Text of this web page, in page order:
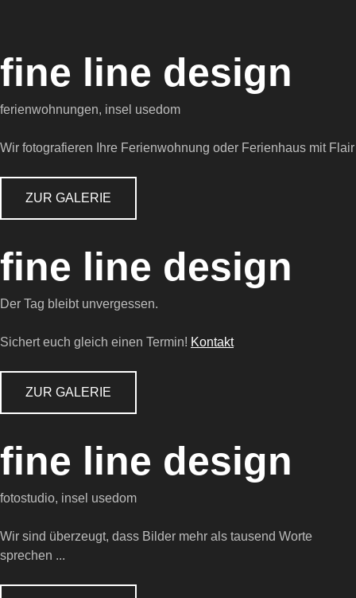
fine line design
ferienwohnungen, insel usedom
Wir fotografieren Ihre Ferienwohnung oder Ferienhaus mit Flair
ZUR GALERIE
fine line design
Der Tag bleibt unvergessen.
Sichert euch gleich einen Termin! Kontakt
ZUR GALERIE
fine line design
fotostudio, insel usedom
Wir sind überzeugt, dass Bilder mehr als tausend Worte
sprechen ...